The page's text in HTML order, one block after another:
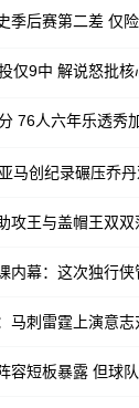
季后赛第二差 仅
仅9中 解说怒批
76人六年乐透秀
创纪录碾压乔丹邓
攻王与盖帽王双双
内幕：这次独行
刺雷霆上演意志对
容短板暴露 但球